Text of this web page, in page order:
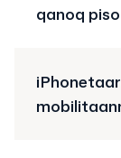
qanoq